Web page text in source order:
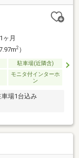
1ヶ月
2）
駐車場(近隣含)
モニタ付インターホ
ン
場1台込み